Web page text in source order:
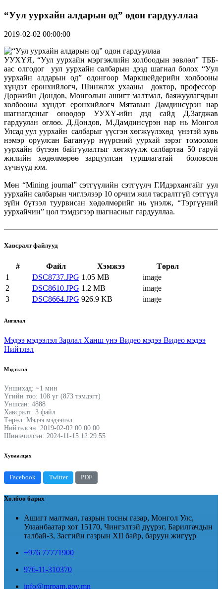
“Уул уурхайн алдарын од” одон гардууллаа
2019-02-02 00:00:00
УУХҮЯ, “Уул уурхайн мэргэжлийн холбоодын зөвлөл” ТББ-
аас олгодог уул уурхайн салбарын дээд шагнал болох “Уул
уурхайн алдарын од” одонгоор Маркшейдерийн холбооны
хүндэт ерөнхийлөгч, Шинжлэх ухааны доктор, профессор
Доржийн Дондов, Монголын ашигт малтмал, баяжуулагчдын
холбооны хүндэт ерөнхийлөгч Мятавын Дамдинсүрэн нар
шагнагдсныг өнөөдөр УУХҮ-ийн дэд сайд Д.Загджав
гардуулан өглөө. Д.Дондов, М.Дамдинсүрэн нар нь Монгол
Улсад уул уурхайн салбарыг үүсгэн хөгжүүлэхөд үнэтэй хувь
нэмэр оруулсан Багануур нүүрсний уурхай зэрэг томоохон
уурхайн бүтээн байгуулалтыг хөгжүүлж салбартаа 50 гаруй
жилийн хөдөлмөрөө зарцуулсан туршлагатай боловсон
хүчнүүд юм.
Мөн “Mining journal” сэтгүүлийн сэтгүүлч Г.Идэрхангайг уул
уурхайн салбарын чиглэлээр 10 орчим жил тасралтгүй сэтгүүл
зүйн бүтээл туурвисан хөдөлмөрийг нь үнэлж, “Тэргүүний
уурхайчин” цол тэмдэгээр шагнасныг гардууллаа.
Хавсралт файлууд
# Файл Хэмжээ
Төрөл
1
DSC8737.JPG 1.05 MB
image
2
DSC8610.JPG 1.2 MB
image
3
DSC8664.JPG 926.9 KB image
Ангилал
Мэдээ мэдээлэл Зарлал Ханш үнэ Видео мэдээ Видео мэдээ
Нийтлэл
Мэдээлэл
Уншихад: ~1 мин
Үгийн тоо: 108 үг (873 тэмдэгт)
Уншсан: 4888
Хавсралт: 3 файл
Төрөл: Мэдээ мэдээлэл
Нийтэлсэн: 2019-02-02 00:00:00
Шинэчилсэн: 2024-11-15 12:29:55
Хуваалцах
Facebook Twitter PDF
Холбоо барих
Ашигт малтмал, газрын тосны газар, Монгол Улс,
Улаанбаатар хот 15170, Чингэлтэй дүүрэг, Барилгачдын
талбай-3, Засгийн газрын XII байр, баруун жигүүр
+976 77771900
976-11-310370
info@mrpam.gov.mn